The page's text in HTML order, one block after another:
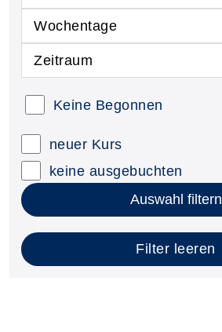
Wochentage
Zeitraum
Keine Begonnen
neuer Kurs
keine ausgebuchten
Auswahl filtern
Filter leeren